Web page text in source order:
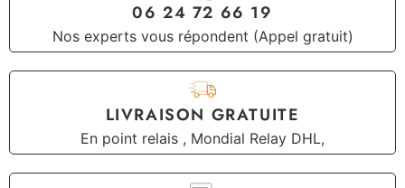
06 24 72 66 19
Nos experts vous répondent (Appel gratuit)
LIVRAISON GRATUITE
En point relais , Mondial Relay DHL,